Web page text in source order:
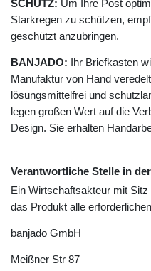
SCHUTZ: Um Ihre Post
Starkregen zu schützen,
geschützt anzubringen.
BANJADO: Ihr Briefkasten
Manufaktur von Hand
lösungsmittelfrei und
legen großen Wert auf die
Design. Sie erhalten
Verantwortliche Stelle in
Ein Wirtschaftsakteur mit
das Produkt alle
banjado GmbH
Meißner Str 87